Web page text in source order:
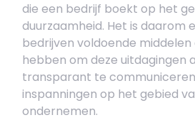
die een bedrijf boekt op het
duurzaamheid. Het is daarom
bedrijven voldoende
hebben om deze uitdagingen
transparant te
inspanningen op het gebied
ondernemen.